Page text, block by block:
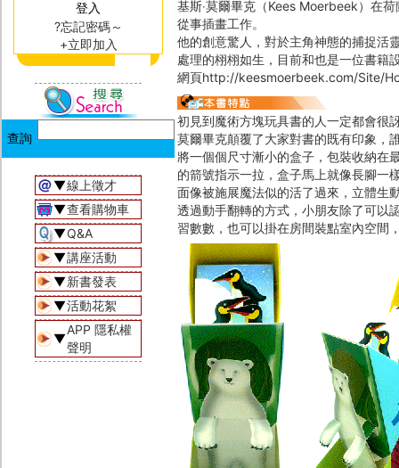
?忘記密碼～
+立即加入
▼線上徵才
▼查看購物車
▼Q&A
▼講座活動
▼新書發表
▼活動花絮
▼
APP 隱私權
聲明
基斯‧莫爾畢克（Kees Moerbeek）在
從事插畫工作。
他的創意驚人，對於主角神態的捕捉活
處理的栩栩如生，目前和也是一位書籍
網頁http://keesmoerbeek.com/Site/
初見到魔術方塊玩具書的人一定都會很
莫爾畢克顛覆了大家對書的既有印象，
將一個個尺寸漸小的盒子，包裝收納在
的箭號指示一拉，盒子馬上就像長腳一
面像被施展魔法似的活了過來，立體生
透過動手翻轉的方式，小朋友除了可以
習數數，也可以掛在房間裝點室內空間